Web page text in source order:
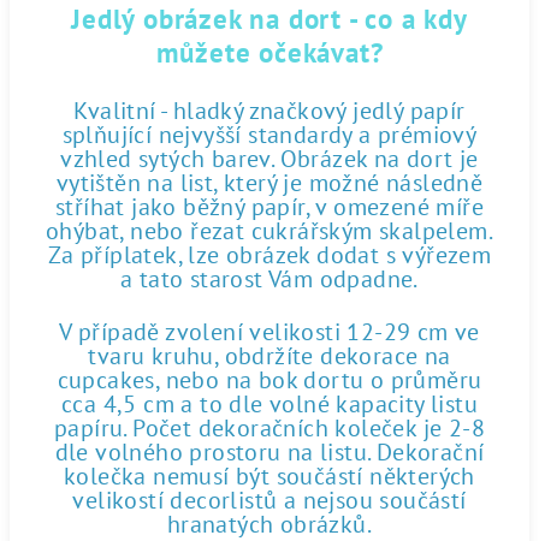
Jedlý obrázek na dort - co a kdy
můžete očekávat?
Kvalitní - hladký značkový jedlý papír
splňující nejvyšší standardy a prémiový
vzhled sytých barev. Obrázek na dort je
vytištěn na list, který je možné následně
stříhat jako běžný papír, v omezené míře
ohýbat, nebo řezat cukrářským skalpelem.
Za příplatek, lze obrázek dodat s výřezem
a tato starost Vám odpadne.
V případě zvolení velikosti 12-29 cm ve
tvaru kruhu, obdržíte dekorace na
cupcakes, nebo na bok dortu o průměru
cca 4,5 cm a to dle volné kapacity listu
papíru. Počet dekoračních koleček je 2-8
dle volného prostoru na listu. Dekorační
kolečka nemusí být součástí některých
velikostí decorlistů a nejsou součástí
hranatých obrázků.